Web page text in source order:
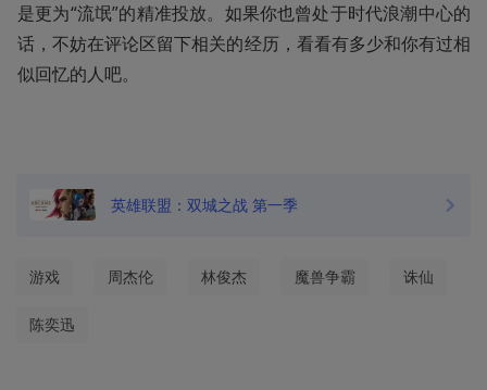
是更为“流氓”的精准投放。如果你也曾处于时代浪潮中心的
话，不妨在评论区留下相关的经历，看看有多少和你有过相
似回忆的人吧。
英雄联盟：双城之战 第一季
游戏 周杰伦 林俊杰 魔兽争霸 诛仙
陈奕迅